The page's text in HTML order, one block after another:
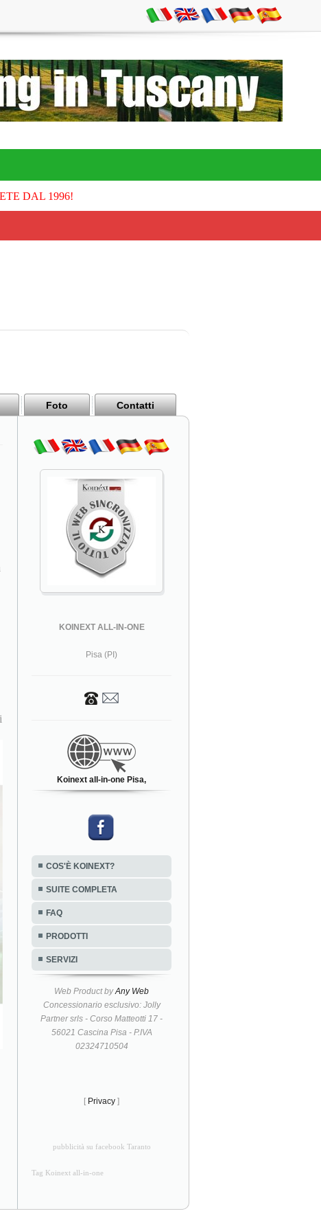
DAL 1996!
Foto Contatti
KOINEXT ALL-IN-ONE
Pisa (PI)
Koinext all-in-one Pisa,
COS'È KOINEXT?
SUITE COMPLETA
FAQ
PRODOTTI
SERVIZI
Web Product byAny Web
Concessionario esclusivo: Jolly
Partner srls - Corso Matteotti 17 -
56021 Cascina Pisa - P.IVA
02324710504
[ Privacy ]
pubblicità su facebook Taranto
Tag Koinext all-in-one